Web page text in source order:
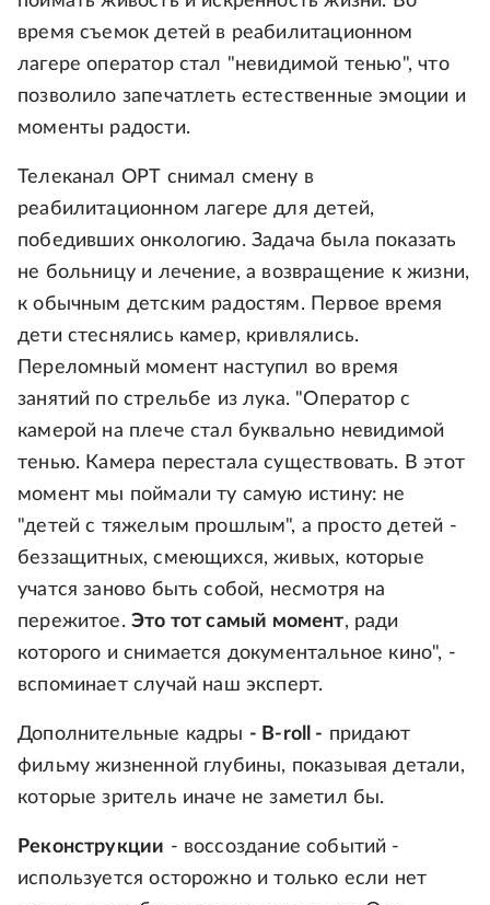
время съемок детей в реабилитационном
лагере оператор стал "невидимой тенью", что
позволило запечатлеть естественные эмоции и
моменты радости.
Телеканал ОРТ снимал смену в
реабилитационном лагере для детей,
победивших онкологию. Задача была показать
не больницу и лечение, а возвращение к жизни,
к обычным детским радостям. Первое время
дети стеснялись камер, кривлялись.
Переломный момент наступил во время
занятий по стрельбе из лука. "Оператор с
камерой на плече стал буквально невидимой
тенью. Камера перестала существовать. В этот
момент мы поймали ту самую истину: не
"детей с тяжелым прошлым", а просто детей -
беззащитных, смеющихся, живых, которые
учатся заново быть собой, несмотря на
пережитое. Это тот самый момент, ради
которого и снимается документальное кино", -
вспоминает случай наш эксперт.
Дополнительные кадры - B-roll - придают
фильму жизненной глубины, показывая детали,
которые зритель иначе не заметил бы.
Реконструкции - воссоздание событий -
используется осторожно и только если нет